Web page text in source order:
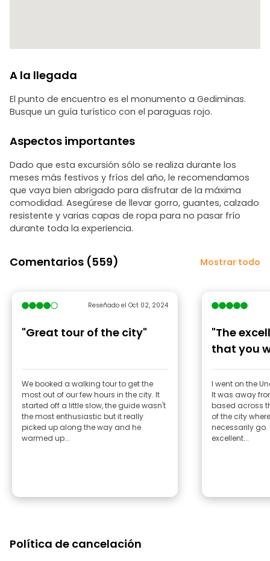
A la llegada
El punto de encuentro es el monumento a Gediminas.
Busque un guía turístico con el paraguas rojo.
Aspectos importantes
Dado que esta excursión sólo se realiza durante los
meses más festivos y fríos del año, le recomendamos
que vaya bien abrigado para disfrutar de la máxima
comodidad. Asegúrese de llevar gorro, guantes, calzado
resistente y varias capas de ropa para no pasar frío
durante toda la experiencia.
Comentarios (559) Mostrar todo
Reseñado el Oct 02, 2024
"Great tour of the city"
We booked a walking tour to get the
most out of our few hours in the city. It
started off a little slow, the guide wasn't
the most enthusiastic but it really
picked up along the way and he
warmed up...
"The
that you
to go on"
I went on the
It was away
based across
of the city
necessarily go.
excellent...
Política de cancelación